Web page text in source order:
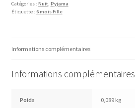
Catégories : Nuit, Pyjama
Étiquette : 6 mois Fille
Informations complémentaires
Informations complémentaires
Poids 0,089 kg